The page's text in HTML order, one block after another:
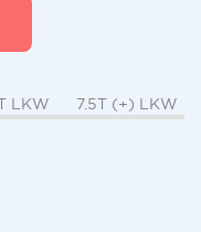
LKW 7.5T (+) LKW